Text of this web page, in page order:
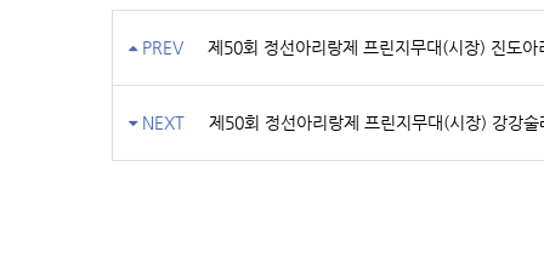
PREV 제50회 정선아리랑제 프린지무대(시장) 진도아
NEXT 제50회 정선아리랑제 프린지무대(시장) 강강술